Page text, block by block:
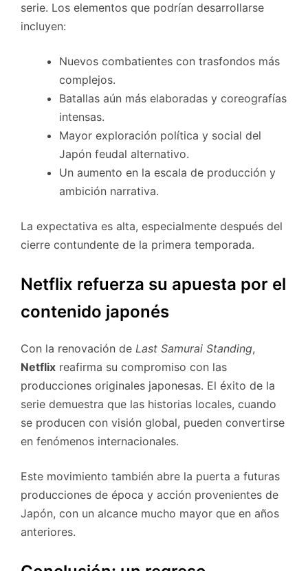
serie. Los elementos que podrían desarrollarse
incluyen:
Nuevos combatientes con trasfondos más
complejos.
Batallas aún más elaboradas y coreografías
intensas.
Mayor exploración política y social del
Japón feudal alternativo.
Un aumento en la escala de producción y
ambición narrativa.
La expectativa es alta, especialmente después del
cierre contundente de la primera temporada.
Netflix refuerza su apuesta por el
contenido japonés
Con la renovación de Last Samurai Standing,
Netflix reafirma su compromiso con las
producciones originales japonesas. El éxito de la
serie demuestra que las historias locales, cuando
se producen con visión global, pueden convertirse
en fenómenos internacionales.
Este movimiento también abre la puerta a futuras
producciones de época y acción provenientes de
Japón, con un alcance mucho mayor que en años
anteriores.